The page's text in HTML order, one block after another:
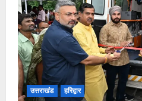
उत्तराखंड हरिद्वार